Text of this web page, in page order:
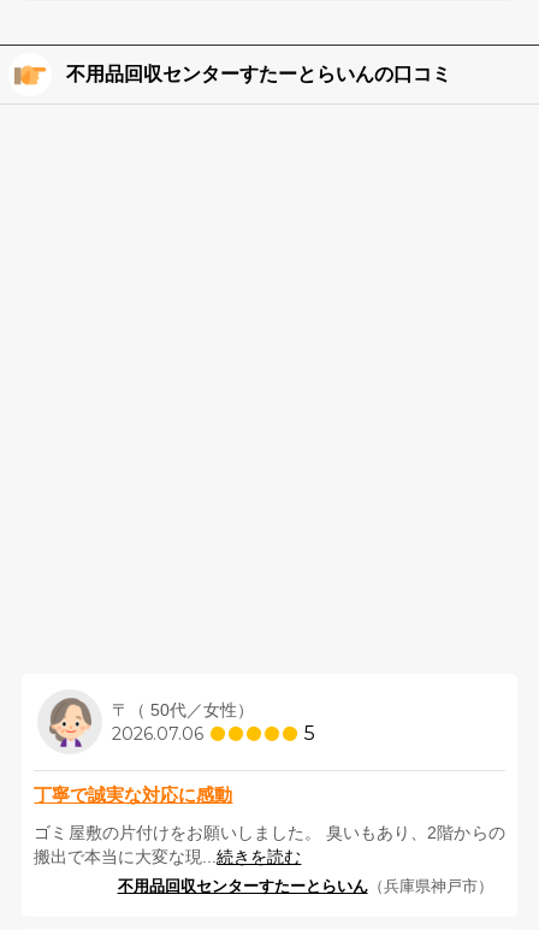
不用品回収センターすたーとらいんの口コミ
〒（ 50代／女性）
2026.07.06 5
丁寧で誠実な対応に感動
ゴミ屋敷の片付けをお願いしました。 臭いもあり、2階からの
搬出で本当に大変な現...続きを読む
不用品回収センターすたーとらいん（兵庫県神戸市）